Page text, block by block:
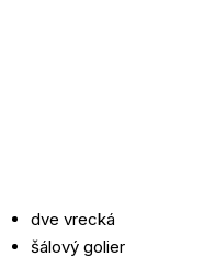
dve vrecká
šálový golier